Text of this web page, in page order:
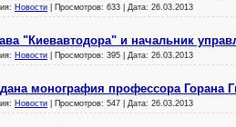
Новости | Просмотров: 633 | Дата: 26.03.2013
"Киевавтодора" и начальник
Новости | Просмотров: 395 | Дата: 26.03.2013
монография профессора Горана
Новости | Просмотров: 547 | Дата: 26.03.2013